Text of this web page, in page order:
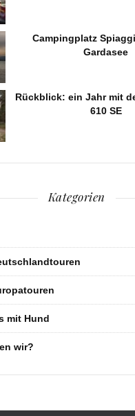
Campingplatz
Gardasee
Rückblick: ein Jahr mit
610 SE
Kategorien
mit Hund
wir?